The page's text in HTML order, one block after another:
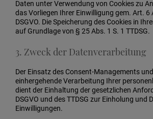
Daten unter Verwendung von Cookies zu
das Vorliegen Ihrer Einwilligung gem. Art. 6
DSGVO. Die Speicherung des Cookies in
auf Grundlage von § 25 Abs. 1 S. 1 TTDSG.
3. Zweck der Datenverarbeitung
Der Einsatz des Consent-Managements
einhergehende Verarbeitung Ihrer
dient der Einhaltung der gesetzlichen
DSGVO und des TTDSG zur Einholung und
Einwilligungen.